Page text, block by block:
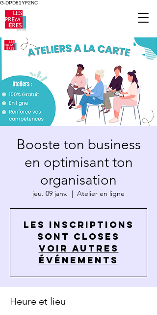
G-DPD81YF2NC
Booste ton business
en optimisant ton
organisation
jeu. 09 janv.
  |
Atelier en ligne
Les inscriptions
sont closes
Voir autres
événements
Heure et lieu